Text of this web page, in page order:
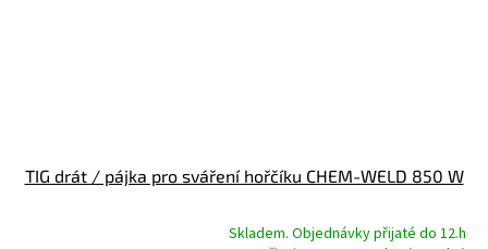
TIG drát / pájka pro sváření hořčíku CHEM-WELD 850 W
Skladem. Objednávky přijaté do 12.h